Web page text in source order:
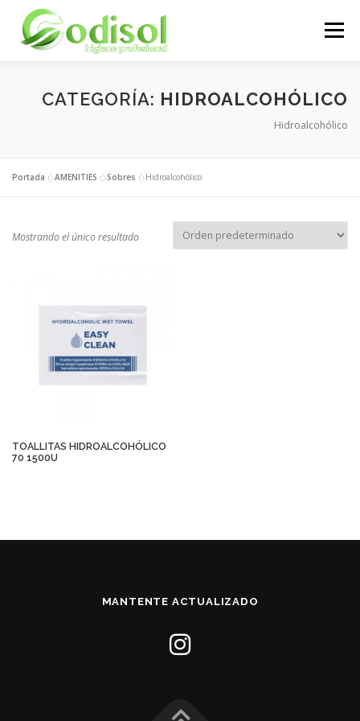
contenido
Menú
EMPRESA SERVICIOS PRODUCTOS
CATEGORÍA: HIDROALCOHÓLICO
Hidroalcohólico
Portada »AMENITIES »Sobres »Hidroalcohólico
Mostrando el único resultado
TOALLITAS HIDROALCOHÓLICO
70 1500U
MANTENTE ACTUALIZADO